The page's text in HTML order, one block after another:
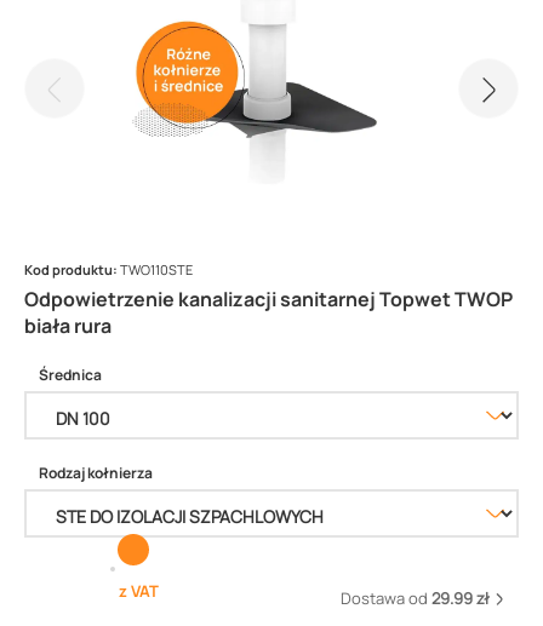
Odpowietrzenie kanalizacji sanitarnej Topwet TWOP
biała rura
Kod produktu: TWO110STE
Średnica
Rodzaj kołnierza
z VAT Dostawa od 29.99 zł